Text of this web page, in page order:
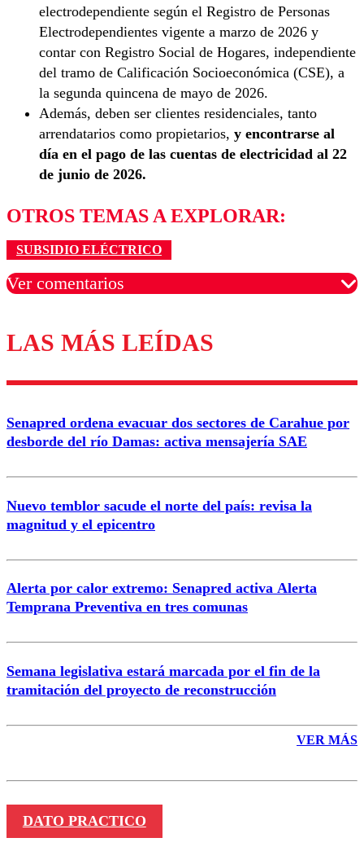
electrodependiente según el Registro de Personas
Electrodependientes vigente a marzo de 2026 y
contar con Registro Social de Hogares, independiente
del tramo de Calificación Socioeconómica (CSE), a
la segunda quincena de mayo de 2026.
Además, deben ser clientes residenciales, tanto
arrendatarios como propietarios, y encontrarse al
día en el pago de las cuentas de electricidad al 22
de junio de 2026.
OTROS TEMAS A EXPLORAR:
SUBSIDIO ELÉCTRICO
Ver comentarios
Los comentarios son moderados para garantizar un
diálogo respetuoso.
Correo
LAS MÁS LEÍDAS
Senapred ordena evacuar dos sectores de Carahue por
desborde del río Damas: activa mensajería SAE
Nuevo temblor sacude el norte del país: revisa la
magnitud y el epicentro
Alerta por calor extremo: Senapred activa Alerta
Temprana Preventiva en tres comunas
Semana legislativa estará marcada por el fin de la
tramitación del proyecto de reconstrucción
VER MÁS
DATO PRACTICO